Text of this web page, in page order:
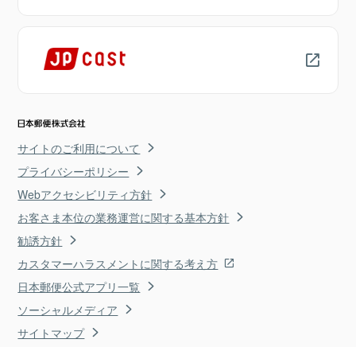
サイトのご利用について
プライバシーポリシー
Webアクセシビリティ方針
お客さま本位の業務運営に関する基本方針
勧誘方針
カスタマーハラスメントに関する考え方
日本郵便公式アプリ一覧
ソーシャルメディア
サイトマップ